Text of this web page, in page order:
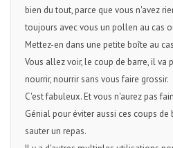
bien du tout, parce que vous n'avez
toujours avec vous un pollen au cas
Mettez-en dans une petite boîte au
Vous allez voir, le coup de barre, il va
nourrir, nourrir sans vous faire grossir.
C'est fabuleux. Et vous n'aurez pas
Génial pour éviter aussi ces coups
sauter un repas.